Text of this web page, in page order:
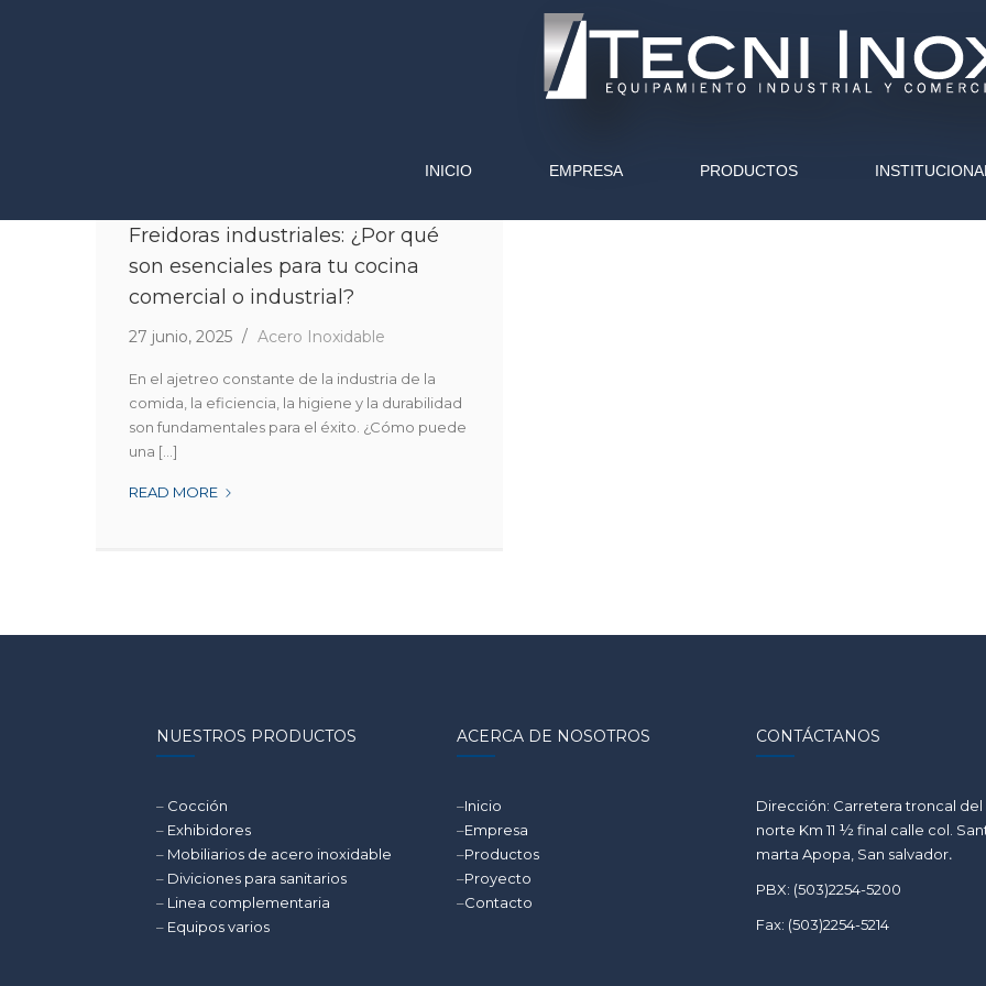
INICIO EMPRESA PRODUCTOS
Freidoras industriales: ¿Por qué
son esenciales para tu cocina
comercial o industrial?
27 junio, 2025 Acero Inoxidable
En el ajetreo constante de la industria de la
comida, la eficiencia, la higiene y la durabilidad
son fundamentales para el éxito. ¿Cómo puede
una [...]
READ MORE
PARA
O
NUESTROS PRODUCTOS
– Cocción
– Exhibidores
– Mobiliarios de acero inoxidable
– Diviciones para sanitarios
– Linea complementaria
– Equipos varios
ACERCA DE NOSOTROS
–Inicio
–Empresa
–Productos
–Proyecto
–Contacto
CONTÁCTANOS
Dirección: Carretera troncal del
norte Km 11 ½ final calle col.
marta Apopa, San salvador.
PBX: (503)2254-5200
Fax: (503)2254-5214